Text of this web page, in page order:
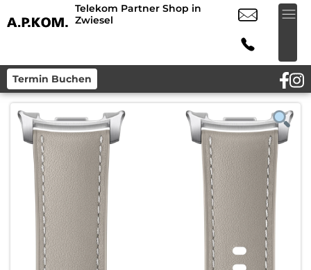
Telekom Partner Shop in
Zwiesel
Termin Buchen